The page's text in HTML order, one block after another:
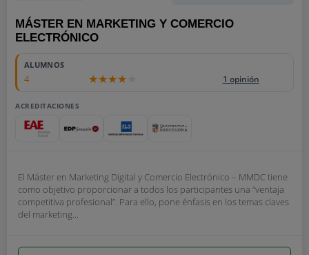
MÁSTER EN MARKETING Y COMERCIO
ELECTRÓNICO
ALUMNOS
4 1 opinión
ACREDITACIONES
El Máster en Marketing Digital y Comercio Electrónico – MMDC tiene
como objetivo proporcionar a todos los participantes una “ventaja
competitiva profesional”. Para ello, pone énfasis en los temas claves
del marketing...